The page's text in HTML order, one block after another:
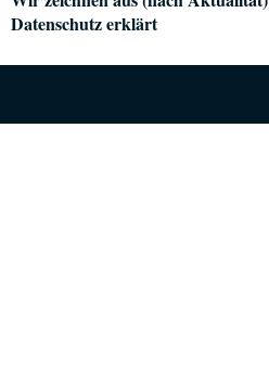
Datenschutz erklärt